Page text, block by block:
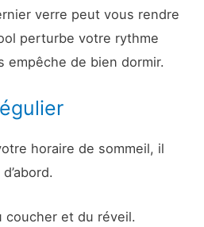
verre peut vous rendre
perturbe votre rythme
empêche de bien dormir.
horaire de sommeil, il
coucher et du réveil.